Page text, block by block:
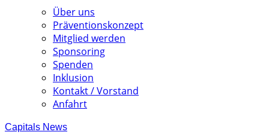
Über uns
Präventionskonzept
Mitglied werden
Sponsoring
Spenden
Inklusion
Kontakt / Vorstand
Anfahrt
Capitals News